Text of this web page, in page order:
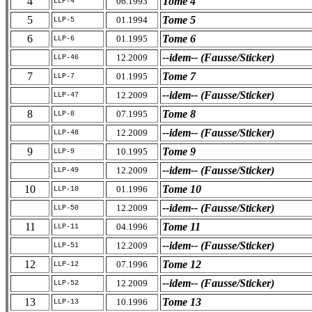
5
LLP-5 01.1994
Tome 5
6
LLP-6 01.1995 Tome 6
LLP-46 12.2009
--idem-- (Fausse/Sticker)
7
LLP-7 01.1995 Tome 7
LLP-47 12.2009
--idem-- (Fausse/Sticker)
8
LLP-8 07.1995 Tome 8
LLP-48 12.2009
--idem-- (Fausse/Sticker)
9
LLP-9 10.1995 Tome 9
LLP-49 12.2009
--idem-- (Fausse/Sticker)
10
LLP-10 01.1996 Tome 10
LLP-50 12.2009
--idem-- (Fausse/Sticker)
11
LLP-11 04.1996 Tome 11
LLP-51 12.2009
--idem-- (Fausse/Sticker)
12
LLP-12 07.1996 Tome 12
LLP-52 12.2009
--idem-- (Fausse/Sticker)
13
LLP-13 10.1996 Tome 13